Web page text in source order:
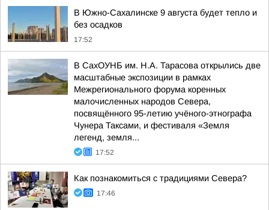
В Южно-Сахалинске 9 августа будет тепло и
без осадков
17:52
В СахОУНБ им. Н.А. Тарасова открылись две
масштабные экспозиции в рамках
Межрегионального форума коренных
малочисленных народов Севера,
посвящённого 95-летию учёного-этнографа
Чунера Таксами, и фестиваля «Земля
легенд, земля...
17:52
Как познакомиться с традициями Севера?
17:46